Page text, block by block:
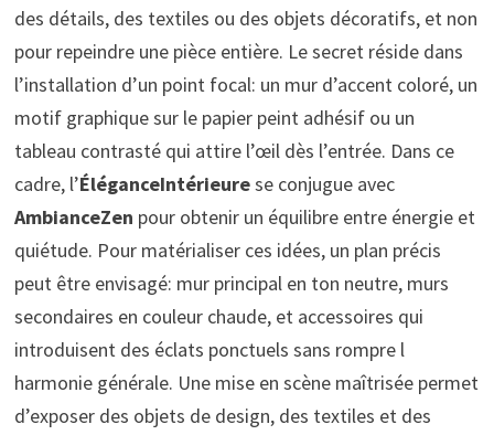
des détails, des textiles ou des objets décoratifs, et non
pour repeindre une pièce entière. Le secret réside dans
l’installation d’un point focal: un mur d’accent coloré, un
motif graphique sur le papier peint adhésif ou un
tableau contrasté qui attire l’œil dès l’entrée. Dans ce
cadre, l’ÉléganceIntérieurese conjugue avec
AmbianceZen pour obtenir un équilibre entre énergie et
quiétude. Pour matérialiser ces idées, un plan précis
peut être envisagé: mur principal en ton neutre, murs
secondaires en couleur chaude, et accessoires qui
introduisent des éclats ponctuels sans rompre l
harmonie générale. Une mise en scène maîtrisée permet
d’exposer des objets de design, des textiles et des